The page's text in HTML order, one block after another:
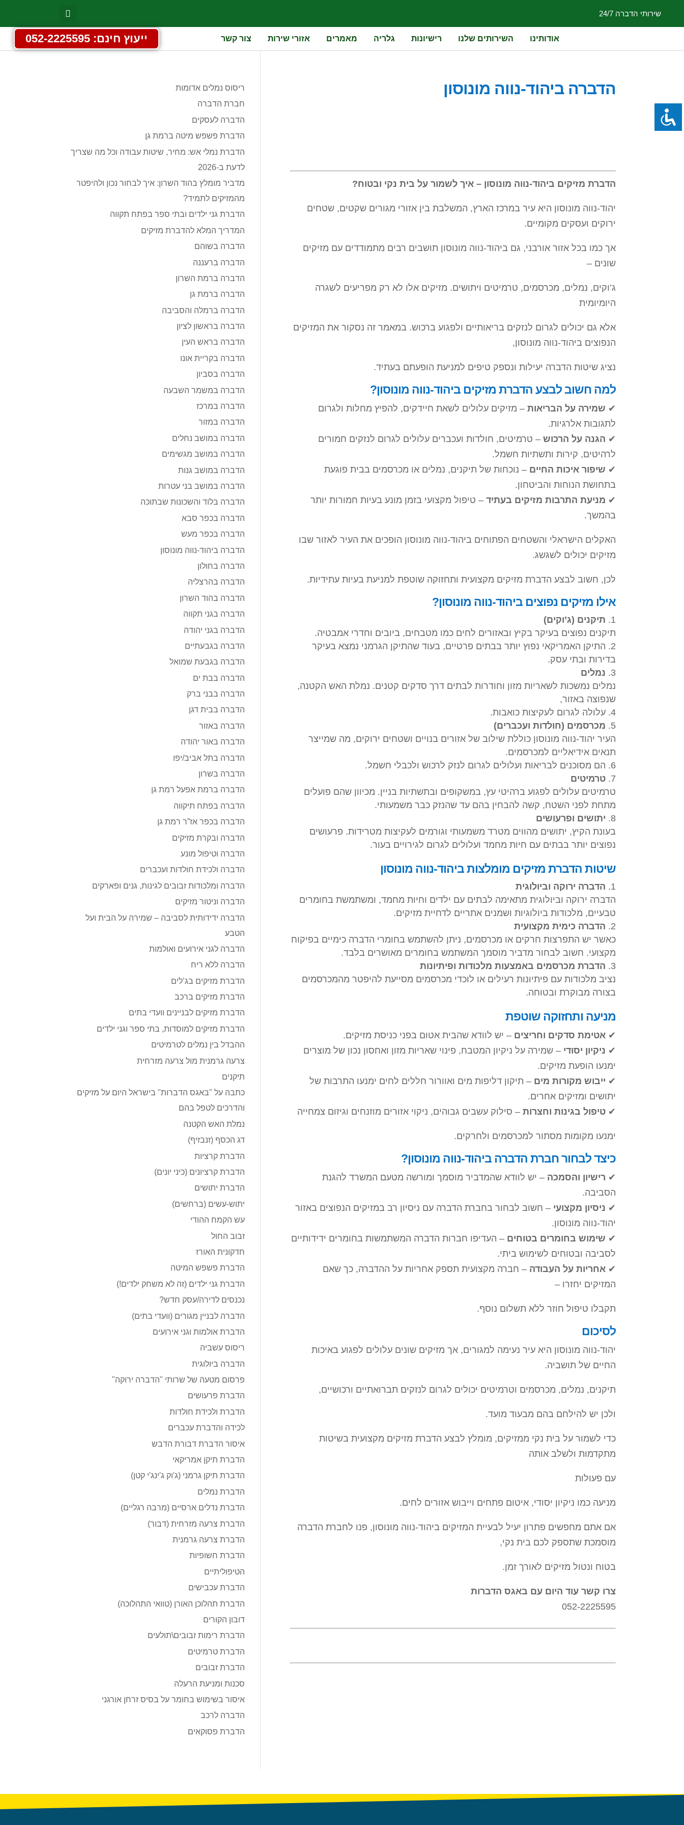
שירותי הדברה 24/7
אודותינו השירותים שלנו רישיונות גלריה מאמרים אזורי שירות צור קשר ייעוץ חינם: 052-2225595
הדברה ביהוד-נווה מונוסון
הדברת מזיקים ביהוד-נווה מונוסון – איך לשמור על בית נקי ובטוח?
יהוד-נווה מונוסון היא עיר במרכז הארץ, המשלבת בין אזורי מגורים שקטים, שטחים
ירוקים ועסקים מקומיים.
אך כמו בכל אזור אורבני, גם ביהוד-נווה מונוסון תושבים רבים מתמודדים עם מזיקים
שונים –
ג’וקים, נמלים, מכרסמים, טרמיטים ויתושים. מזיקים אלו לא רק מפריעים לשגרה
היומיומית
אלא גם יכולים לגרום לנזקים בריאותיים ולפגוע ברכוש. במאמר זה נסקור את המזיקים
הנפוצים ביהוד-נווה מונוסון,
נציג שיטות הדברה יעילות ונספק טיפים למניעת הופעתם בעתיד.
למה חשוב לבצע הדברת מזיקים ביהוד-נווה מונוסון?
✔ שמירה על הבריאות – מזיקים עלולים לשאת חיידקים, להפיץ מחלות ולגרום
לתגובות אלרגיות.
✔ הגנה על הרכוש – טרמיטים, חולדות ועכברים עלולים לגרום לנזקים חמורים
לרהיטים, קירות ותשתיות חשמל.
✔ שיפור איכות החיים – נוכחות של תיקנים, נמלים או מכרסמים בבית פוגעת
בתחושת הנוחות והביטחון.
✔ מניעת התרבות מזיקים בעתיד – טיפול מקצועי בזמן מונע בעיות חמורות יותר
בהמשך.
האקלים הישראלי והשטחים הפתוחים ביהוד-נווה מונוסון הופכים את העיר לאזור שבו
מזיקים יכולים לשגשג.
לכן, חשוב לבצע הדברת מזיקים מקצועית ותחזוקה שוטפת למניעת בעיות עתידיות.
אילו מזיקים נפוצים ביהוד-נווה מונוסון?
תיקנים (ג’וקים)
תיקנים נפוצים בעיקר בקיץ ובאזורים לחים כמו מטבחים, ביובים וחדרי אמבטיה.
התיקן האמריקאי נפוץ יותר בבתים פרטיים, בעוד שהתיקן הגרמני נמצא בעיקר
בדירות ובתי עסק.
נמלים
נמלים נמשכות לשאריות מזון וחודרות לבתים דרך סדקים קטנים. נמלת האש הקטנה,
שנפוצה באזור,
עלולה לגרום לעקיצות כואבות.
מכרסמים (חולדות ועכברים)
העיר יהוד-נווה מונוסון כוללת שילוב של אזורים בנויים ושטחים ירוקים, מה שמייצר
תנאים אידיאליים למכרסמים.
הם מסוכנים לבריאות ועלולים לגרום לנזק לרכוש ולכבלי חשמל.
טרמיטים
טרמיטים עלולים לפגוע ברהיטי עץ, במשקופים ובתשתיות בניין. מכיוון שהם פועלים
מתחת לפני השטח, קשה להבחין בהם עד שהנזק כבר משמעותי.
יתושים ופרעושים
בעונת הקיץ, יתושים מהווים מטרד משמעותי וגורמים לעקיצות מטרידות. פרעושים
נפוצים יותר בבתים עם חיות מחמד ועלולים לגרום לגירויים בעור.
שיטות הדברת מזיקים מומלצות ביהוד-נווה מונוסון
הדברה ירוקה וביולוגית
הדברה ירוקה וביולוגית מתאימה לבתים עם ילדים וחיות מחמד, ומשתמשת בחומרים
טבעיים, מלכודות ביולוגיות ושמנים אתריים לדחיית מזיקים.
הדברה כימית מקצועית
כאשר יש התפרצות חרקים או מכרסמים, ניתן להשתמש בחומרי הדברה כימיים בפיקוח
מקצועי. חשוב לבחור מדביר מוסמך המשתמש בחומרים מאושרים בלבד.
הדברת מכרסמים באמצעות מלכודות ופיתיונות
נציב מלכודות עם פיתיונות רעילים או לוכדי מכרסמים מסייעת להיפטר מהמכרסמים
בצורה מבוקרת ובטוחה.
מניעה ותחזוקה שוטפת
✔אטימת סדקים וחריצים – יש לוודא שהבית אטום בפני כניסת מזיקים.
✔ ניקיון יסודי – שמירה על ניקיון המטבח, פינוי שאריות מזון ואחסון נכון של מוצרים
ימנעו הופעת מזיקים.
✔ ייבוש מקורות מים – תיקון דליפות מים ואוורור חללים לחים ימנעו התרבות של
יתושים ומזיקים אחרים.
✔טיפול בגינות וחצרות – סילוק עשבים גבוהים, ניקוי אזורים מוזנחים וגיזום צמחייה
ימנעו מקומות מסתור למכרסמים ולחרקים.
כיצד לבחור חברת הדברה ביהוד-נווה מונוסון?
✔ רישיון והסמכה – יש לוודא שהמדביר מוסמך ומורשה מטעם המשרד להגנת
הסביבה.
✔ ניסיון מקצועי – חשוב לבחור בחברת הדברה עם ניסיון רב במזיקים הנפוצים באזור
יהוד-נווה מונוסון.
✔ שימוש בחומרים בטוחים – העדיפו חברות הדברה המשתמשות בחומרים ידידותיים
לסביבה ובטוחים לשימוש ביתי.
✔אחריות על העבודה – חברה מקצועית תספק אחריות על ההדברה, כך שאם
המזיקים יחזרו –
תקבלו טיפול חוזר ללא תשלום נוסף.
לסיכום
יהוד-נווה מונוסון היא עיר נעימה למגורים, אך מזיקים שונים עלולים לפגוע באיכות
החיים של תושביה.
תיקנים, נמלים, מכרסמים וטרמיטים יכולים לגרום לנזקים תברואתיים ורכושיים,
ולכן יש להילחם בהם מבעוד מועד.
כדי לשמור על בית נקי ממזיקים, מומלץ לבצע הדברת מזיקים מקצועית בשיטות
מתקדמות ולשלב אותה
עם פעולות
מניעה כמו ניקיון יסודי, איטום פתחים וייבוש אזורים לחים.
אם אתם מחפשים פתרון יעיל לבעיית המזיקים ביהוד-נווה מונוסון, פנו לחברת הדברה
מוסמכת שתספק לכם בית נקי,
בטוח ונטול מזיקים לאורך זמן.
צרו קשר עוד היום עם באגס הדברות
052-2225595
ריסוס נמלים אדומות
חברת הדברה
הדברה לעסקים
הדברת פשפש מיטה ברמת גן
הדברת נמלי אש: מחיר, שיטות עבודה וכל מה שצריך
לדעת ב-2026
מדביר מומלץ בהוד השרון: איך לבחור נכון ולהיפטר
מהמזיקים לתמיד?
הדברת גני ילדים ובתי ספר בפתח תקווה
המדריך המלא להדברת מזיקים
הדברה בשוהם
הדברה ברעננה
הדברה ברמת השרון
הדברה ברמת גן
הדברה ברמלה והסביבה
הדברה בראשון לציון
הדברה בראש העין
הדברה בקריית אונו
הדברה בסביון
הדברה במשמר השבעה
הדברה במרכז
הדברה במזור
הדברה במושב נחלים
הדברה במושב מגשימים
הדברה במושב גנות
הדברה במושב בני עטרות
הדברה בלוד והשכונות שבתוכה
הדברה בכפר סבא
הדברה בכפר מעש
הדברה ביהוד-נווה מונוסון
הדברה בחולון
הדברה בהרצליה
הדברה בהוד השרון
הדברה בגני תקווה
הדברה בגני יהודה
הדברה בגבעתיים
הדברה בגבעת שמואל
הדברה בבת ים
הדברה בבני ברק
הדברה בבית דגן
הדברה באזור
הדברה באור יהודה
הדברה בתל אביב/יפו
הדברה בשרון
הדברה ברמת אפעל רמת גן
הדברה בפתח תיקווה
הדברה בכפר אז”ר רמת גן
הדברה ובקרת מזיקים
הדברה וטיפול מונע
הדברה ולכידת חולדות ועכברים
הדברה ומלכודות זבובים לגינות, גנים ופארקים
הדברה וניטור מזיקים
הדברה ידידותית לסביבה – שמירה על הבית ועל
הטבע
הדברה לגני אירועים ואולמות
הדברה ללא ריח
הדברת מזיקים בג’לים
הדברת מזיקים ברכב
הדברת מזיקים לבניינים וועדי בתים
הדברת מזיקים למוסדות, בתי ספר וגני ילדים
ההבדל בין נמלים לטרמיטים
צרעה גרמנית מול צרעה מזרחית
תיקנים
כתבה על "באגס הדברות" בישראל היום על מזיקים
והדרכים לטפל בהם
נמלת האש הקטנה
דג הכסף (זנבזיף)
הדברת קרציות
הדברת קרציונים (כיני יונים)
הדברת יתושים
יתוש-עשים (ברחשים)
עש הקמח ההודי
זבוב החול
חדקונית האורז
הדברת פשפש המיטה
הדברת גני ילדים (זה לא משחק ילדים!)
נכנסים לדירה/עסק חדש?
הדברה לבניין מגורים (וועדי בתים)
הדברת אולמות וגני אירועים
ריסוס עשביה
הדברה ביולוגית
פרסום מטעה של שרותי "הדברה ירוקה"
הדברת פרעושים
הדברת ולכידת חולדות
לכידה והדברת עכברים
איסור הדברת דבורת הדבש
הדברת תיקן אמריקאי
הדברת תיקן גרמני (ג'וק ג'ינג'י קטן)
הדברת נמלים
הדברת נדלים ארסיים (מרבה רגליים)
הדברת צרעה מזרחית (דבור)
הדברת צרעה גרמנית
הדברת חשופיות
הטיפוליתיים
הדברת עכבישים
הדברת תהלוכן האורן (טוואי התהלוכה)
דובון הקורים
הדברת רימות זבובים\תולעים
הדברת טרמיטים
הדברת זבובים
סכנות ומניעת הרעלה
איסור בשימוש בחומר על בסיס זרחן אורגני
הדברה לרכב
הדברת פסוקאים